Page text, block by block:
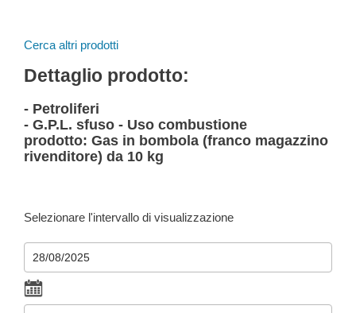
Cerca altri prodotti
Dettaglio prodotto:
- Petroliferi
- G.P.L. sfuso - Uso combustione
prodotto: Gas in bombola (franco magazzino
rivenditore) da 10 kg
Selezionare l'intervallo di visualizzazione